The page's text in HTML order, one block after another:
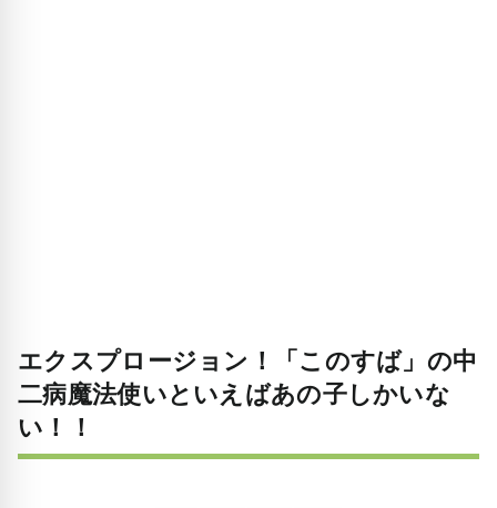
エクスプロージョン！「このすば」の中
二病魔法使いといえばあの子しかいな
い！！